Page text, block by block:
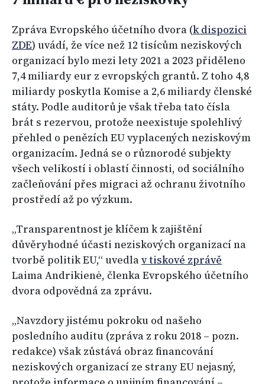
Zpráva Evropského účetního dvora (k dispozici
ZDE) uvádí, že více než 12 tisícům neziskových
organizací bylo mezi lety 2021 a 2023 přiděleno
7,4 miliardy eur z evropských grantů. Z toho 4,8
miliardy poskytla Komise a 2,6 miliardy členské
státy. Podle auditorů je však třeba tato čísla
brát s rezervou, protože neexistuje spolehlivý
přehled o penězích EU vyplacených neziskovým
organizacím. Jedná se o různorodé subjekty
všech velikostí i oblastí činnosti, od sociálního
začleňování přes migraci až ochranu životního
prostředí až po výzkum.
„Transparentnost je klíčem k zajištění
důvěryhodné účasti neziskových organizací na
tvorbě politik EU,“ uvedlav tiskové zprávě
Laima Andrikienė, členka Evropského účetního
dvora odpovědná za zprávu.
„Navzdory jistému pokroku od našeho
posledního auditu (zpráva z roku 2018 – pozn.
redakce) však zůstává obraz financování
neziskových organizací ze strany EU nejasný,